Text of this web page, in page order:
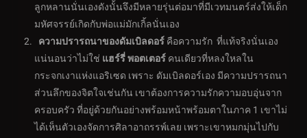
ลูกหลานนั่นเองดังนั้นจึงมีหลายรุ่นต่อมาที่มีเวทมนตร์ส่งให้เด็ก
มหัศจรรย์เกิดกับพ่อแม่มักเกิ้ลนั่นเอง
ความปรารถนาของดัมเบิลดอร์ คือความรัก ที่แท้จริงนั่นเอง
แน่นอนว่าไม่ใช่ แฮร์รี่ พอตเตอร์ คนเดียวที่หลงใหลใน
กระจกเงาแห่งแอริเซด เพราะ ดัมเบิลดอร์เอง มีความปรารถนา
ส่วนลึกของจิตใจเช่นกัน เขาต้องการความรักความอบอุ่นจาก
ครอบครัว ที่อยู่ด้วยกันอย่างพร้อมหน้าพร้อมตาในภาค 1 เขาไม่
ได้เห็นตัวเองจัดการศิลาอาถรรพ์เลย เพราะเขาหมกมุ่นไปกับ